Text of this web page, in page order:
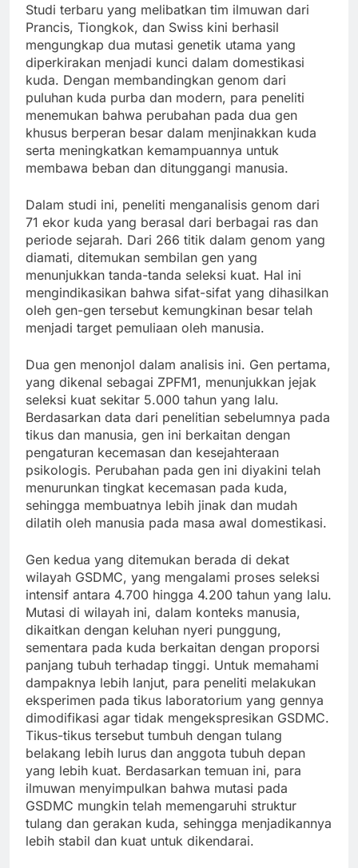
Studi terbaru yang melibatkan tim ilmuwan dari
Prancis, Tiongkok, dan Swiss kini berhasil
mengungkap dua mutasi genetik utama yang
diperkirakan menjadi kunci dalam domestikasi
kuda. Dengan membandingkan genom dari
puluhan kuda purba dan modern, para peneliti
menemukan bahwa perubahan pada dua gen
khusus berperan besar dalam menjinakkan kuda
serta meningkatkan kemampuannya untuk
membawa beban dan ditunggangi manusia.
Dalam studi ini, peneliti menganalisis genom dari
71 ekor kuda yang berasal dari berbagai ras dan
periode sejarah. Dari 266 titik dalam genom yang
diamati, ditemukan sembilan gen yang
menunjukkan tanda-tanda seleksi kuat. Hal ini
mengindikasikan bahwa sifat-sifat yang dihasilkan
oleh gen-gen tersebut kemungkinan besar telah
menjadi target pemuliaan oleh manusia.
Dua gen menonjol dalam analisis ini. Gen pertama,
yang dikenal sebagai ZPFM1, menunjukkan jejak
seleksi kuat sekitar 5.000 tahun yang lalu.
Berdasarkan data dari penelitian sebelumnya pada
tikus dan manusia, gen ini berkaitan dengan
pengaturan kecemasan dan kesejahteraan
psikologis. Perubahan pada gen ini diyakini telah
menurunkan tingkat kecemasan pada kuda,
sehingga membuatnya lebih jinak dan mudah
dilatih oleh manusia pada masa awal domestikasi.
Gen kedua yang ditemukan berada di dekat
wilayah GSDMC, yang mengalami proses seleksi
intensif antara 4.700 hingga 4.200 tahun yang lalu.
Mutasi di wilayah ini, dalam konteks manusia,
dikaitkan dengan keluhan nyeri punggung,
sementara pada kuda berkaitan dengan proporsi
panjang tubuh terhadap tinggi. Untuk memahami
dampaknya lebih lanjut, para peneliti melakukan
eksperimen pada tikus laboratorium yang gennya
dimodifikasi agar tidak mengekspresikan GSDMC.
Tikus-tikus tersebut tumbuh dengan tulang
belakang lebih lurus dan anggota tubuh depan
yang lebih kuat. Berdasarkan temuan ini, para
ilmuwan menyimpulkan bahwa mutasi pada
GSDMC mungkin telah memengaruhi struktur
tulang dan gerakan kuda, sehingga menjadikannya
lebih stabil dan kuat untuk dikendarai.